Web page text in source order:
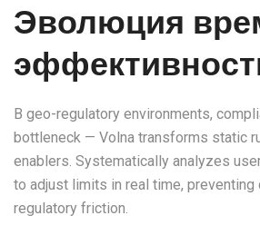
Эволюция
В geo-regulatory environments,
bottleneck — Volna transforms static
enablers. Systematically analyzes
to adjust limits in real time,
regulatory friction.